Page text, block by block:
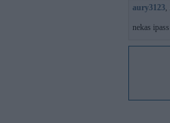
aury3123,
nekas ipass